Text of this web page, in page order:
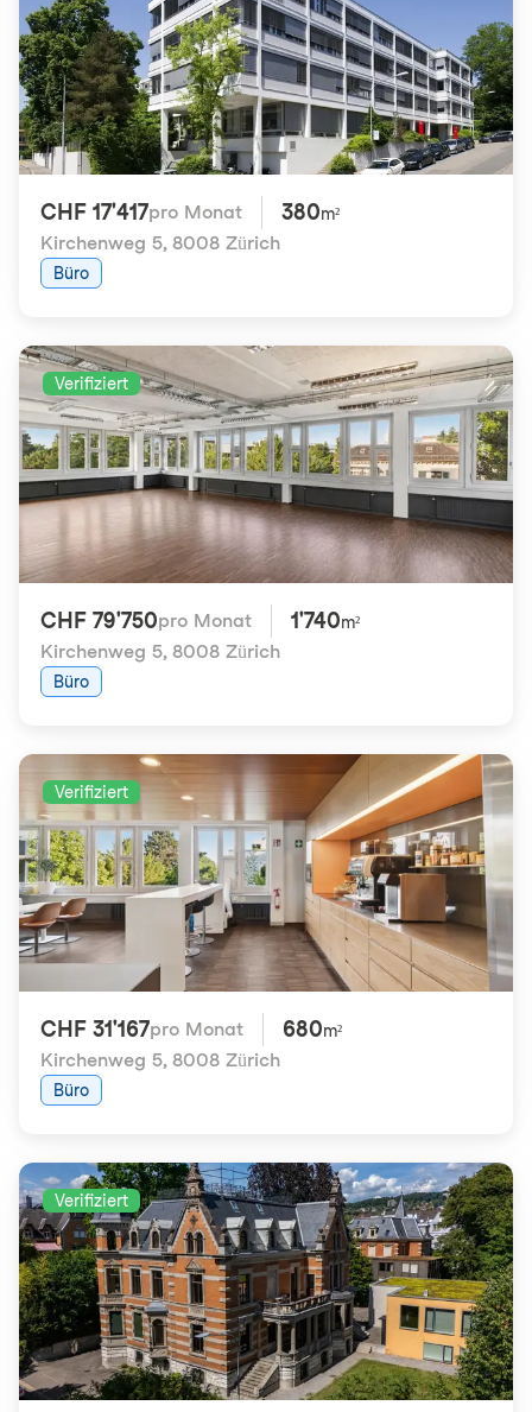
CHF 17'417pro Monat 380m²
Kirchenweg 5, 8008 Zürich
Büro
Verifiziert
CHF 79'750pro Monat 1'740m²
Kirchenweg 5, 8008 Zürich
Büro
Verifiziert
CHF 31'167pro Monat 680m²
Kirchenweg 5, 8008 Zürich
Büro
Verifiziert